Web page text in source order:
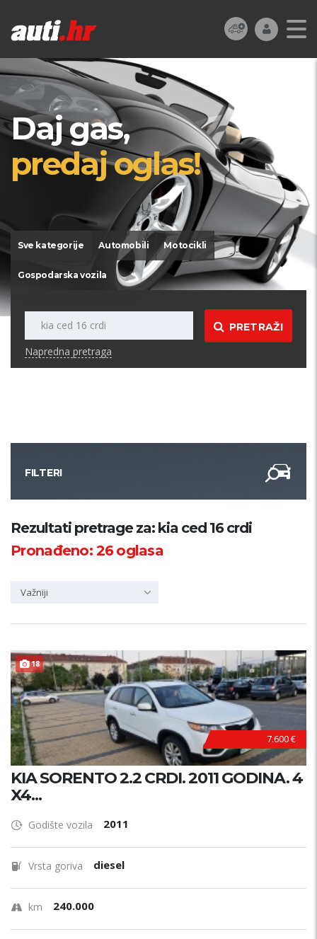
Daj gas,
predaj oglas!
Sve kategorije Automobili Motocikli
Gospodarska vozila
PRETRAŽI
Napredna pretraga
FILTERI
Kategorija
PRETRAŽI
Rezultati pretrage za: kia ced 16 crdi
Pronađeno:26oglasa
Važniji
18
7.600 €
KIA SORENTO 2.2 CRDI. 2011 GODINA. 4
X4...
Godište vozila 2011
Vrsta goriva diesel
km 240.000